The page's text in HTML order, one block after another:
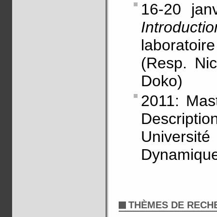
16-20
(Resp.
Doko)
2011:
THÈMES DE